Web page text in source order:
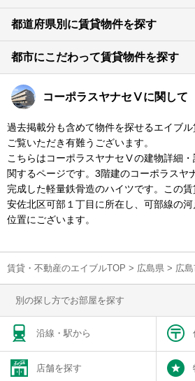
都道府県別に賃貸物件を探す
都市にこだわって賃貸物件を探す
コーポラスヤナセⅤに関して
過去掲載分も含めて物件を探せるエイブ
ご覧いただき有難うございます。
こちらはコーポラスヤナセⅤの建物詳細
関するページです。3階建のコーポラス
完成した軽量鉄骨造のハイツです。この
安佐北区可部１丁目に所在し、可部線の
位置にございます。
賃貸・不動産のエイブルTOP > 広島県 > 広
別の探し方でお部屋を探す
沿線・駅から
店舗を探す